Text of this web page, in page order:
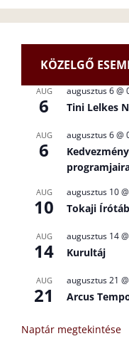
KÖZELGŐ
AUG
6
augusztus 6 @
Tini Lelkes
AUG
6
augusztus 6 @
AUG
10
augusztus 10
Tokaji
AUG
14
augusztus 14
Kurultáj
AUG
21
augusztus 21
Arcus
Naptár megtekintése